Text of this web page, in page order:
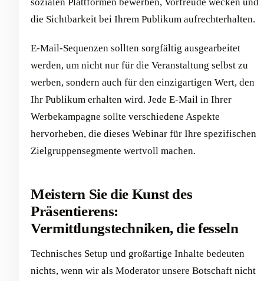
sozialen Plattformen bewerben, Vorfreude wecken und
die Sichtbarkeit bei Ihrem Publikum aufrechterhalten.
E-Mail-Sequenzen sollten sorgfältig ausgearbeitet
werden, um nicht nur für die Veranstaltung selbst zu
werben, sondern auch für den einzigartigen Wert, den
Ihr Publikum erhalten wird. Jede E-Mail in Ihrer
Werbekampagne sollte verschiedene Aspekte
hervorheben, die dieses Webinar für Ihre spezifischen
Zielgruppensegmente wertvoll machen.
Meistern Sie die Kunst des
Präsentierens:
Vermittlungstechniken, die fesseln
Technisches Setup und großartige Inhalte bedeuten
nichts, wenn wir als Moderator unsere Botschaft nicht